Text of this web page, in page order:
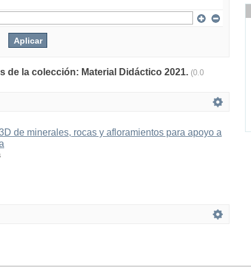
de la colección: Material Didáctico 2021. (0.0
de minerales, rocas y afloramientos para apoyo a